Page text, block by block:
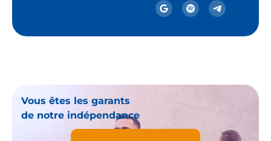
Vous êtes les garants
de notre indépendance